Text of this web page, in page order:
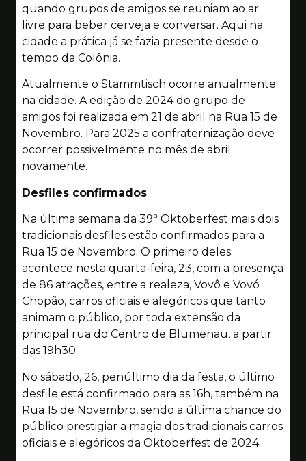
quando grupos de amigos se reuniam ao ar
livre para beber cerveja e conversar. Aqui na
cidade a prática já se fazia presente desde o
tempo da Colônia.
Atualmente o Stammtisch ocorre anualmente
na cidade. A edição de 2024 do grupo de
amigos foi realizada em 21 de abril na Rua 15 de
Novembro. Para 2025 a confraternização deve
ocorrer possivelmente no mês de abril
novamente.
Desfiles confirmados
Na última semana da 39ª Oktoberfest mais dois
tradicionais desfiles estão confirmados para a
Rua 15 de Novembro. O primeiro deles
acontece nesta quarta-feira, 23, com a presença
de 86 atrações, entre a realeza, Vovô e Vovó
Chopão, carros oficiais e alegóricos que tanto
animam o público, por toda extensão da
principal rua do Centro de Blumenau, a partir
das 19h30.
No sábado, 26, penúltimo dia da festa, o último
desfile está confirmado para as 16h, também na
Rua 15 de Novembro, sendo a última chance do
público prestigiar a magia dos tradicionais carros
oficiais e alegóricos da Oktoberfest de 2024.